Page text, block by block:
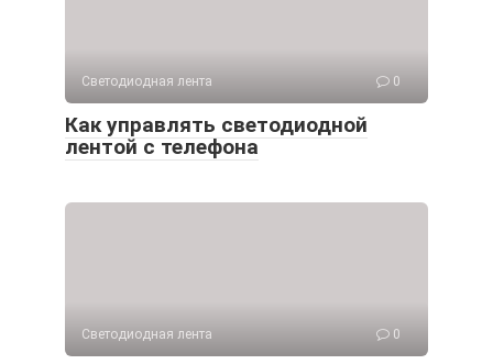
Светодиодная лента 0
Как управлять светодиодной
лентой с телефона
Светодиодная лента 0